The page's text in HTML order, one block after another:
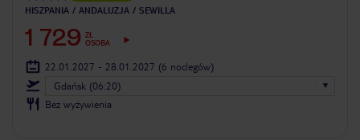
HISZPANIA ANDALUZJA SEWILLA
1 729 ZŁ
OSOBA
22.01.2027 - 28.01.2027 (6 noclegów)
Gdańsk (06:20)
Bez wyżywienia